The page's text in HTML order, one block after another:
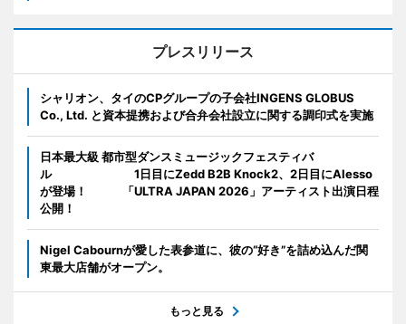
プレスリリース
シャリオン、タイのCPグループの子会社INGENS GLOBUS
Co., Ltd. と資本提携および合弁会社設立に関する調印式を実施
日本最大級 都市型ダンスミュージックフェスティバ
ル 1日目にZedd B2B Knock2、2日目にAlesso
が登場！ 「ULTRA JAPAN 2026」アーティスト出演日程
公開！
Nigel Cabournが愛した表参道に、彼の“好き”を詰め込んだ関
東最大店舗がオープン。
もっと見る